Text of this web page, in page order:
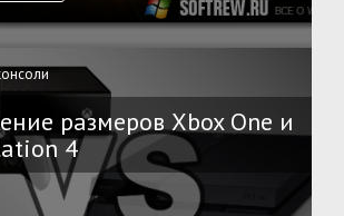
размеров Xbox One и
4